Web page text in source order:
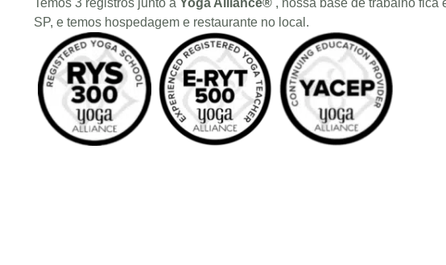
Temos 3 registros junto a Yoga Alliance® , nossa base de trabalho fica
SP, e temos hospedagem e restaurante no local.